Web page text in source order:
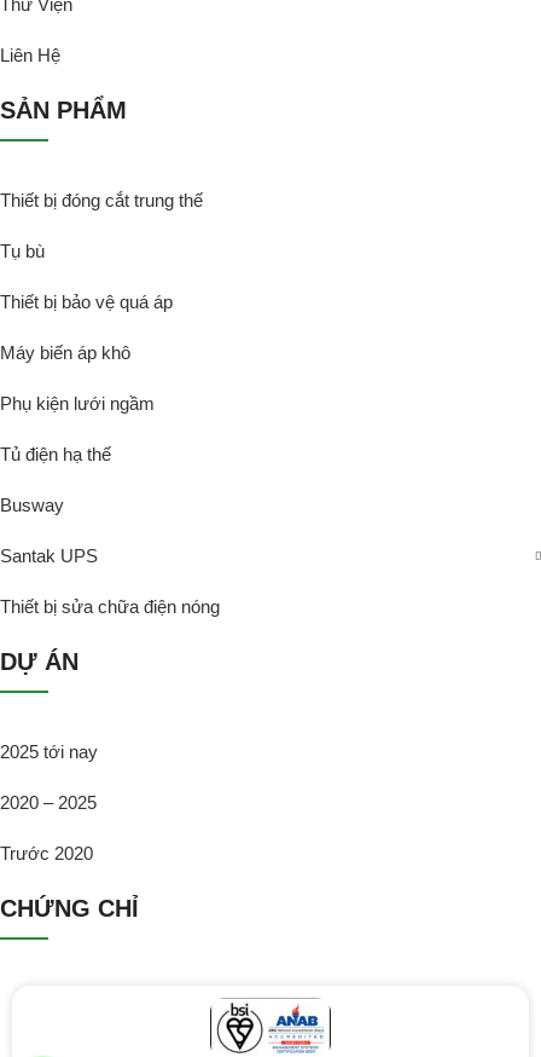
Thư Viện
Liên Hệ
SẢN PHẨM
Thiết bị đóng cắt trung thế
Tụ bù
Thiết bị bảo vệ quá áp
Máy biến áp khô
Phụ kiện lưới ngầm
Tủ điện hạ thế
Busway
Santak UPS
Thiết bị sửa chữa điện nóng
DỰ ÁN
2025 tới nay
2020 – 2025
Trước 2020
CHỨNG CHỈ